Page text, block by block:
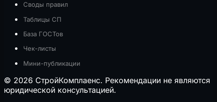
Своды правил
Таблицы СП
База ГОСТов
Чек-листы
Мини-публикации
© 2026 СтройКомплаенс. Рекомендации не являются
юридической консультацией.